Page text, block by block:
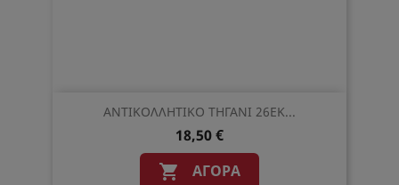
ΑΝΤΙΚΟΛΛΗΤΙΚΟ ΤΗΓΑΝΙ 26ΕΚ...
18,50 €
 ΑΓΟΡΆ